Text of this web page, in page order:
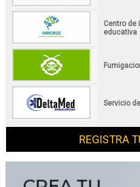
Centro de
educativa
Servicio
REGISTRA